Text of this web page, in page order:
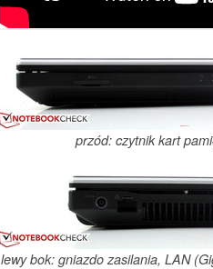
przód: czytnik kart
lewy bok: gniazdo zasilania, LAN